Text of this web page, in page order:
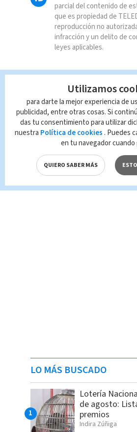
parcial del contenido de
que es propiedad de
reproducción no
infracción y un delito de
leyes aplicables.
LO MÁS BUSCADO
Lotería
de agosto:
premios
Indira Zúñiga
Utilizamos
para darte la mejor experiencia de
publicidad, entre otras cosas. Si
das tu consentimiento para utilizar
nuestra Política de cookies . Puedes
en tu navegador
QUIERO SABER MÁS